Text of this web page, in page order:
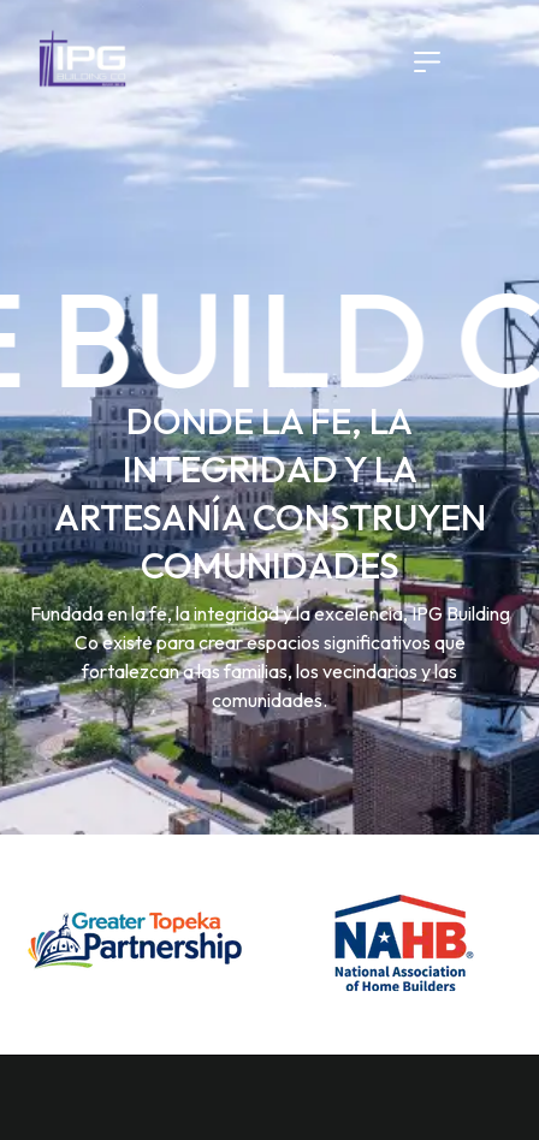
DONDE LA FE, LA
INTEGRIDAD Y LA
ARTESANÍA CONSTRUYEN
COMUNIDADES
Fundada en la fe, la integridad y la excelencia, IPG Building
Co existe para crear espacios significativos que
fortalezcan a las familias, los vecindarios y las
comunidades.